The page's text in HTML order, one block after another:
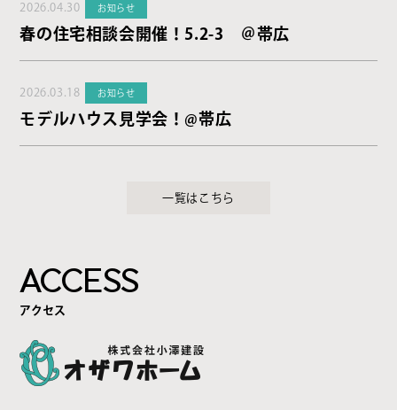
2026.04.30 お知らせ
春の住宅相談会開催！5.2-3 ＠帯広
2026.03.18 お知らせ
モデルハウス見学会！@帯広
一覧はこちら
ACCESS
アクセス